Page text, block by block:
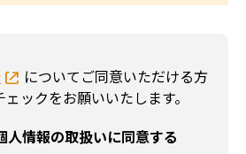
についてご同意いただける方
ックをお願いいたします。
人情報の取扱いに同意する